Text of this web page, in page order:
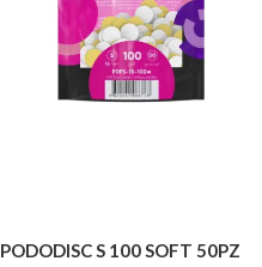
PODODISC S 100 SOFT 50PZ